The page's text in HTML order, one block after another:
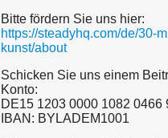
Bitte fördern Sie uns hier:
https://steadyhq.com/de/30-
kunst/about
Schicken Sie uns einem
Konto:
DE15 1203 0000 1082 0466
IBAN: BYLADEM1001